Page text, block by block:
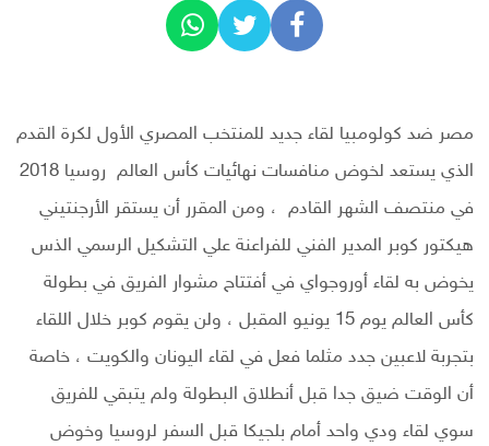
مصر ضد كولومبيا لقاء جديد للمنتخب المصري الأول لكرة القدم
الذي يستعد لخوض منافسات نهائيات كأس العالم روسيا 2018
في منتصف الشهر القادم ، ومن المقرر أن يستقر الأرجنتيني
هيكتور كوبر المدير الفني للفراعنة علي التشكيل الرسمي الذس
يخوض به لقاء أوروجواي في أفتتاح مشوار الفريق في بطولة
كأس العالم يوم 15 يونيو المقبل ، ولن يقوم كوبر خلال اللقاء
بتجربة لاعبين جدد مثلما فعل في لقاء اليونان والكويت ، خاصة
أن الوقت ضيق جدا قبل أنطلاق البطولة ولم يتبقي للفريق
سوي لقاء ودي واحد أمام بلجيكا قبل السفر لروسيا وخوض